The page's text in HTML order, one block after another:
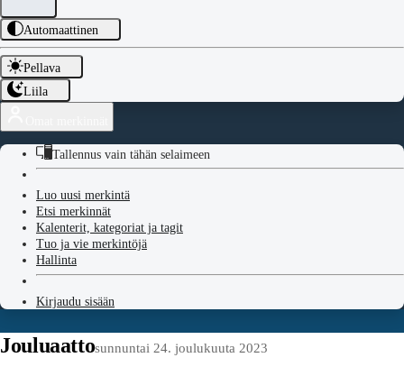
Automaattinen
Pellava
Liila
Tallennus vain tähän selaimeen
Luo uusi merkintä
Etsi merkinnät
Kalenterit, kategoriat ja tagit
Tuo ja vie merkintöjä
Hallinta
Kirjaudu sisään
Jouluaattosunnuntai 24. joulukuuta 2023